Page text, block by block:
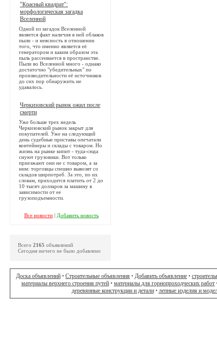
"Красный квадрат":
морфологическая загадка
Вселенной
Одной из загадок Вселенной
является факт наличия в ней облаков
пыли - и неясность в отношении
того, что именно является её
генератором и каким образом эта
пыль рассеивается в пространстве.
Пыли во Вселенной много - однако
достаточно "убедительных" по
производительности её источников
до сих пор обнаружить не
удавалось.
Черкизовский рынок ожил после
смерти
Уже больше трех недель
Черкизовский рынок закрыт для
покупателей. Уже на следующий
день судебные приставы опечатали
контейнеры и склады с товаром. Но
жизнь на рынке кипит - туда-сюда
снуют грузовики. Вот только
приезжают они не с товаром, а за
ним: торговцы спешно вывозят со
складов ширпотреб. За это, по их
словам, приходится платить от 2 до
10 тысяч долларов за машину в
зависимости от ее
грузоподъемности.
Все новости| Добавить новость
Всего 2165 объявлений
Сегодня ничего не было добавлено
Доска объявлений • Строительные объявления • Добавить объявление •
материалы верхнего строения путей • материалы для горнопроходческих работ
деревянные конструкции и детали• лепные изделия и